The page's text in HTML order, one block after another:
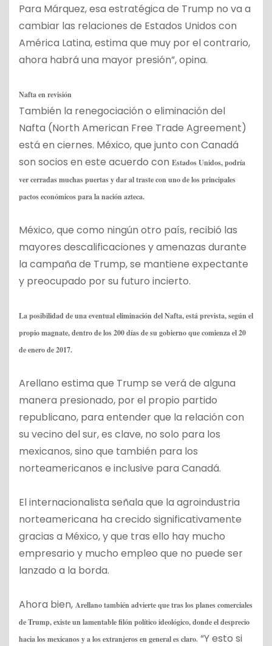
Para Márquez, esa estratégica de Trump no va a
cambiar las relaciones de Estados Unidos con
América Latina, estima que muy por el contrario,
ahora habrá una mayor presión”, opina.
Nafta en revisión
También la renegociación o eliminación del
Nafta (North American Free Trade Agreement)
está en ciernes. México, que junto con Canadá
son socios en este acuerdo con Estados Unidos, podría
ver cerradas muchas puertas y dar al traste con uno de los principales
pactos económicos para la nación azteca.
México, que como ningún otro país, recibió las
mayores descalificaciones y amenazas durante
la campaña de Trump, se mantiene expectante
y preocupado por su futuro incierto.
La posibilidad de una eventual eliminación del Nafta, está prevista, según el
propio magnate, dentro de los 200 días de su gobierno que comienza el 20
de enero de 2017.
Arellano estima que Trump se verá de alguna
manera presionado, por el propio partido
republicano, para entender que la relación con
su vecino del sur, es clave, no solo para los
mexicanos, sino que también para los
norteamericanos e inclusive para Canadá.
El internacionalista señala que la agroindustria
norteamericana ha crecido significativamente
gracias a México, y que tras ello hay mucho
empresario y mucho empleo que no puede ser
lanzado a la borda.
Ahora bien, Arellano también advierte que tras los planes comerciales
de Trump, existe un lamentable filón político ideológico, donde el desprecio
hacia los mexicanos y a los extranjeros en general es claro. “Y esto si